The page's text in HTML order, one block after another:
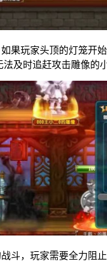
果玩家头顶的灯笼开
及时追赶攻击雕像的
斗，玩家需要全力阻